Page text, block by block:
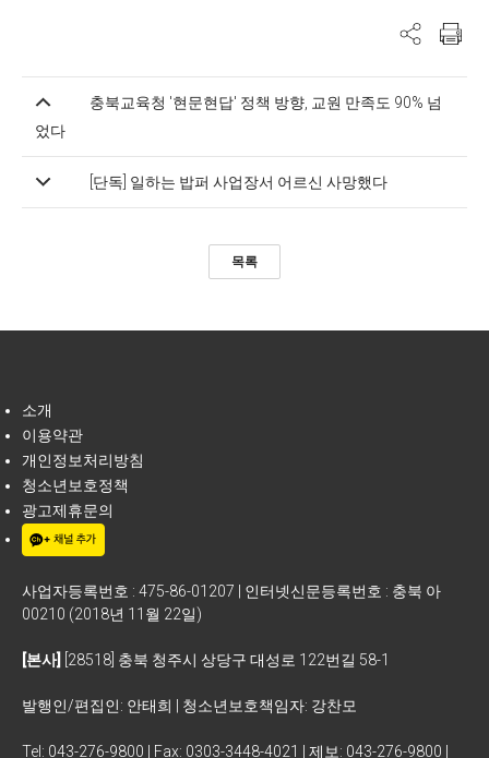
충북교육청 '현문현답' 정책 방향, 교원 만족도 90% 넘
었다
[단독] 일하는 밥퍼 사업장서 어르신 사망했다
목록
소개
이용약관
개인정보처리방침
청소년보호정책
광고제휴문의
사업자등록번호 : 475-86-01207 | 인터넷신문등록번호 : 충북 아
00210 (2018년 11월 22일)
[본사] [28518] 충북 청주시 상당구 대성로 122번길 58-1
발행인/편집인: 안태희 | 청소년보호책임자: 강찬모
Tel: 043-276-9800 | Fax: 0303-3448-4021 | 제보: 043-276-9800 |